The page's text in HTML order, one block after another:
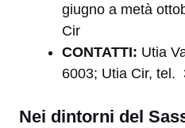
giugno a metà
Cir
CONTATTI: Utia
6003; Utia Cir, tel.
Nei dintorni del